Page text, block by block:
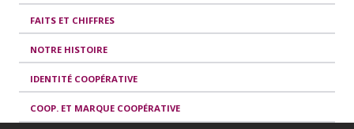
FAITS ET CHIFFRES
NOTRE HISTOIRE
IDENTITÉ COOPÉRATIVE
COOP. ET MARQUE COOPÉRATIVE